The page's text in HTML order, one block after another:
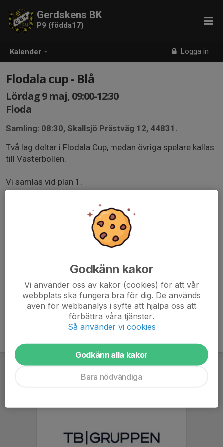
Kalender Logga in
Gerdskens BK
P9 (födda17)
Flodala cup - Blå
Lördag 9 maj, 09:00-12:30
Floda
Samling: 08:30, Skallsjö Prästväg 12, 44831.
Två lag deltar i Flodala Cup, medan övriga spelare kallas
till Västerbollen.
Vi samlas vid plan 1.
Speltid 2x12 min.
Plan 1: kl. 09:00 Hemsjö IF
Plan 1: kl. 10:00 Balltorps FF
Plan 2: kl. 11:00 IFK Örby
www.cupmate.nu/cup/flodala-cup
Godkänn kakor
Vi använder oss av kakor (cookies) för att vår
webbplats ska fungera bra för dig. De används
även för webbanalys i syfte att hjälpa oss att
förbättra våra tjänster.
Så använder vi cookies
Godkänn alla kakor
Bara nödvändiga